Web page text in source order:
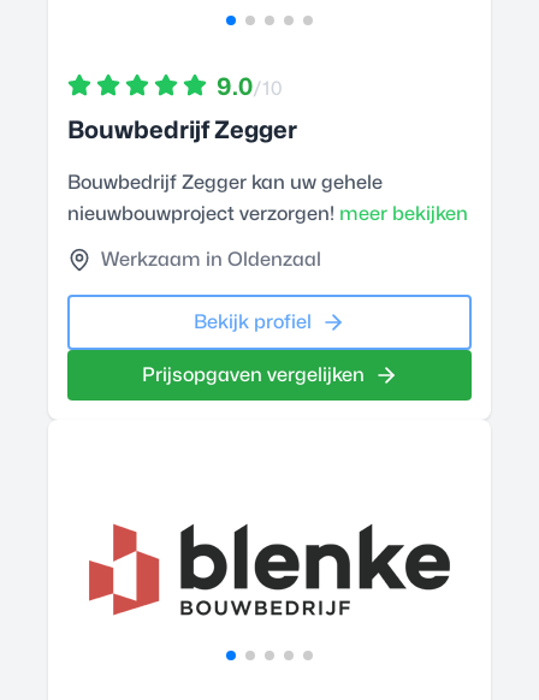
9.0/10
Bouwbedrijf Zegger
Bouwbedrijf Zegger kan uw gehele
nieuwbouwproject verzorgen! meer bekijken
Werkzaam in Oldenzaal
Bekijk profiel
Prijsopgaven vergelijken